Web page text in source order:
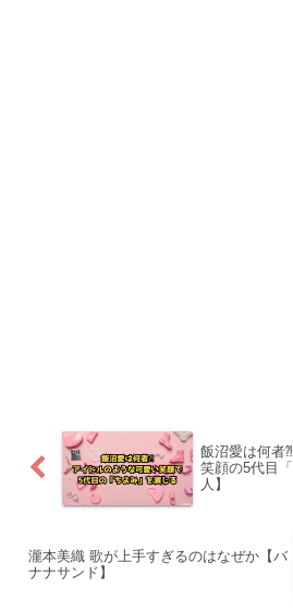
飯沼愛は何者
笑顔の5代目
人】
瀧本美織 歌が上手すぎるのはなぜか【バ
ナナサンド】